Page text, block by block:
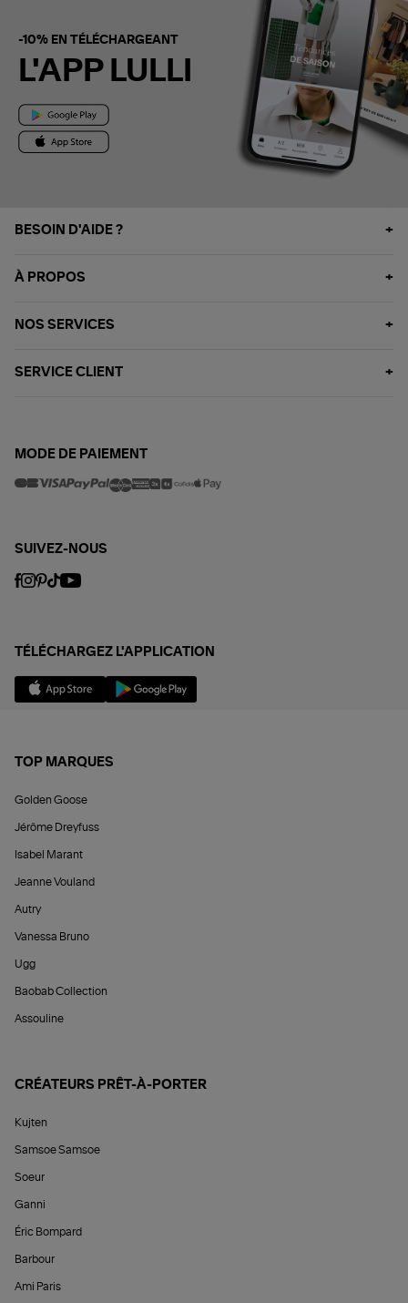
-10% EN TÉLÉCHARGEANT
L'APP LULLI
BESOIN D'AIDE ?
À PROPOS
NOS SERVICES
SERVICE CLIENT
MODE DE PAIEMENT
SUIVEZ-NOUS
TÉLÉCHARGEZ L'APPLICATION
TOP MARQUES
Golden Goose
Jérôme Dreyfuss
Isabel Marant
Jeanne Vouland
Autry
Vanessa Bruno
Ugg
Baobab Collection
Assouline
CRÉATEURS PRÊT-À-PORTER
Kujten
Samsoe Samsoe
Soeur
Ganni
Éric Bompard
Barbour
Ami Paris